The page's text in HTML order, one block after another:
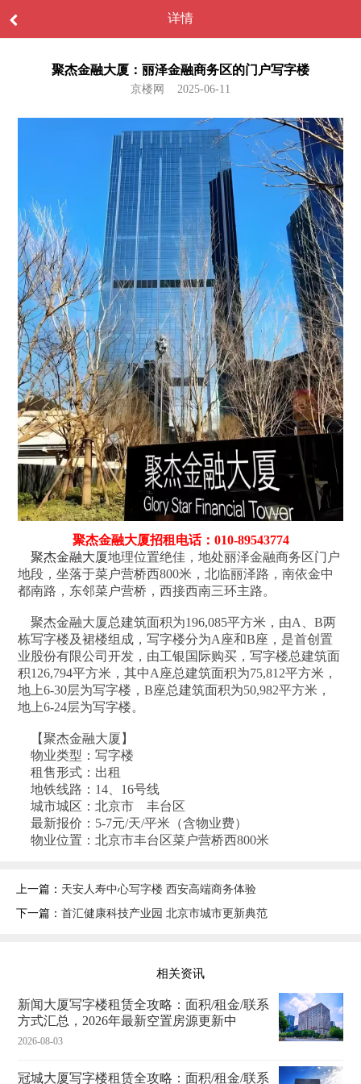
详情
聚杰金融大厦：丽泽金融商务区的门户写字楼
京楼网 2025-06-11
聚杰金融大厦招租电话：010-89543774
聚杰金融大厦地理位置绝佳，地处丽泽金融商务区门户
地段，坐落于菜户营桥西800米，北临丽泽路，南依金中
都南路，东邻菜户营桥，西接西南三环主路。
聚杰金融大厦总建筑面积为196,085平方米，由A、B两
栋写字楼及裙楼组成，写字楼分为A座和B座，是首创置
业股份有限公司开发，由工银国际购买，写字楼总建筑面
积126,794平方米，其中A座总建筑面积为75,812平方米，
地上6-30层为写字楼，B座总建筑面积为50,982平方米，
地上6-24层为写字楼。
【聚杰金融大厦】
物业类型：写字楼
租售形式：出租
地铁线路：14、16号线
城市城区：北京市 丰台区
最新报价：5-7元/天/平米（含物业费）
物业位置：北京市丰台区菜户营桥西800米
上一篇： 天安人寿中心写字楼 西安高端商务体验
下一篇： 首汇健康科技产业园 北京市城市更新典范
相关资讯
新闻大厦写字楼租赁全攻略：面积/租金/联系
方式汇总，2026年最新空置房源更新中
2026-08-03
冠城大厦写字楼租赁全攻略：面积/租金/联系